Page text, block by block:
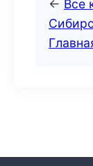
← Все